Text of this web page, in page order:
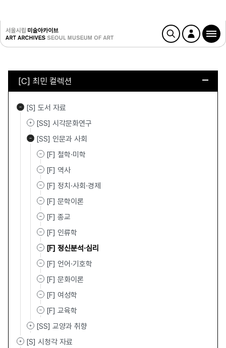
[C] 최민 컬렉션
[S] 도서 자료
[SS] 시각문화연구
[SS] 인문과 사회
[F] 철학·미학
[F] 역사
[F] 정치·사회·경제
[F] 문학이론
[F] 종교
[F] 인류학
[F] 정신분석·심리
[F] 언어·기호학
[F] 문화이론
[F] 여성학
[F] 교육학
[SS] 교양과 취향
[S] 시청각 자료